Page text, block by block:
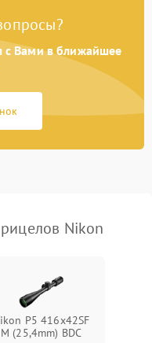
Подробнее →
с Вами в ближайшее
Nikon
P5 416x42SF
M (25,4mm) BDC